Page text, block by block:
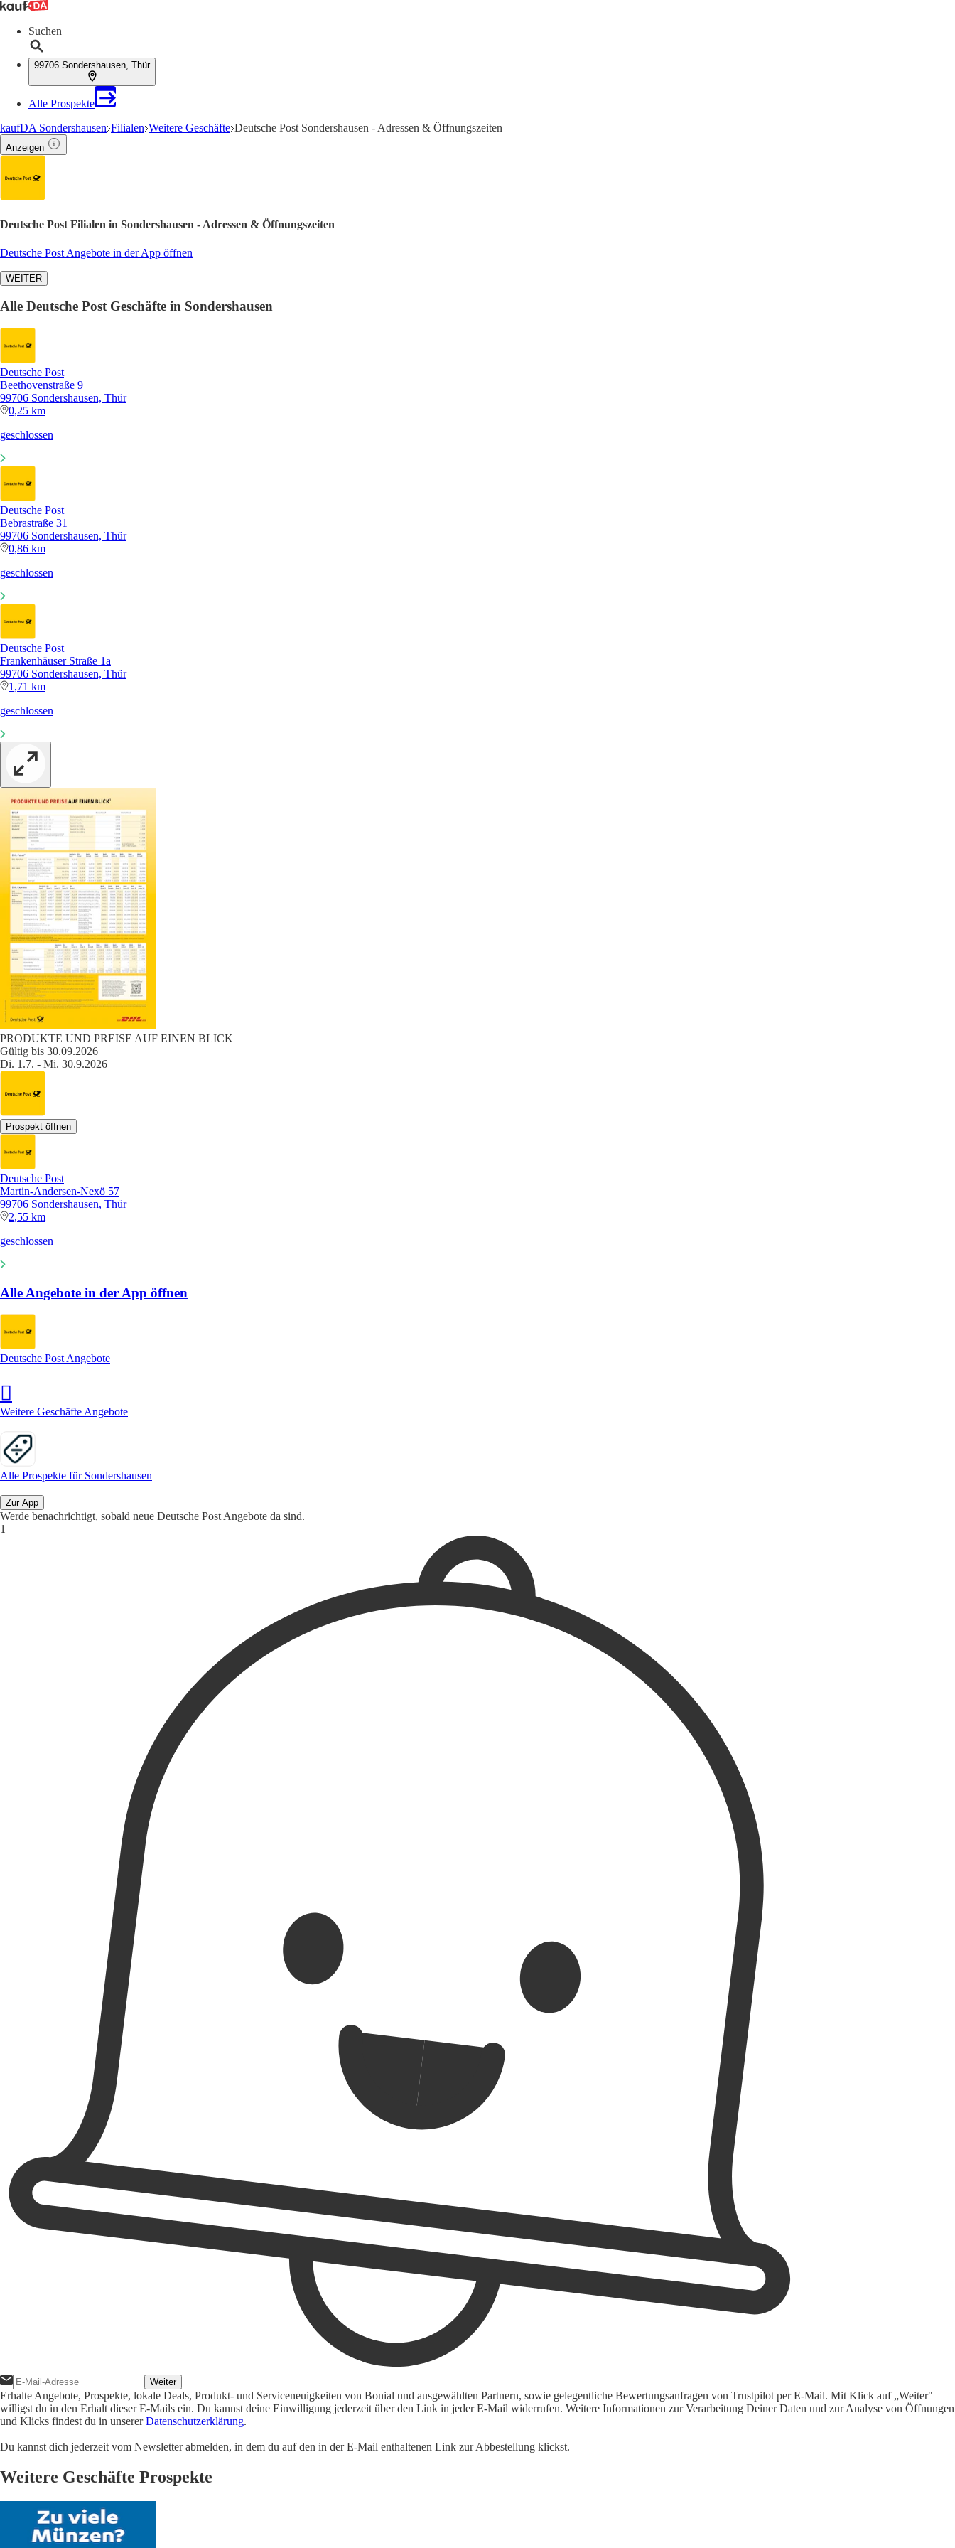
Suchen
99706 Sondershausen, Thür
Alle Prospekte
kaufDA Sondershausen Filialen Weitere Geschäfte Deutsche Post Sondershausen - Adressen & Öffnungszeiten
Anzeigen
Deutsche Post Filialen in Sondershausen - Adressen & Öffnungszeiten
Deutsche Post Angebote in der App öffnen
WEITER
Alle Deutsche Post Geschäfte in Sondershausen
Deutsche Post
Beethovenstraße 9
99706 Sondershausen, Thür
0,25 km
geschlossen
Deutsche Post
Bebrastraße 31
99706 Sondershausen, Thür
0,86 km
geschlossen
Deutsche Post
Frankenhäuser Straße 1a
99706 Sondershausen, Thür
1,71 km
geschlossen
PRODUKTE UND PREISE AUF EINEN BLICK
Gültig bis 30.09.2026
Di. 1.7. - Mi. 30.9.2026
Prospekt öffnen
Deutsche Post
Martin-Andersen-Nexö 57
99706 Sondershausen, Thür
2,55 km
geschlossen
Alle Angebote in der App öffnen
Deutsche Post Angebote
Weitere Geschäfte Angebote
Alle Prospekte für Sondershausen
Zur App
Werde benachrichtigt, sobald neue Deutsche Post Angebote da sind.
Weiter
Erhalte Angebote, Prospekte, lokale Deals, Produkt- und Serviceneuigkeiten von Bonial und ausgewählten Partnern, sowie gelegentliche Bewertungsanfragen von Trustpilot per E-Mail. Mit Klick auf „Weiter"
willigst du in den Erhalt dieser E-Mails ein. Du kannst deine Einwilligung jederzeit über den Link in jeder E-Mail widerrufen. Weitere Informationen zur Verarbeitung Deiner Daten und zur Analyse von Öffnungen
und Klicks findest du in unsererDatenschutzerklärung.
Du kannst dich jederzeit vom Newsletter abmelden, in dem du auf den in der E-Mail enthaltenen Link zur Abbestellung klickst.
Weitere Geschäfte Prospekte